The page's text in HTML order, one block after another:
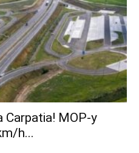
Carpatia! MOP-y
h...